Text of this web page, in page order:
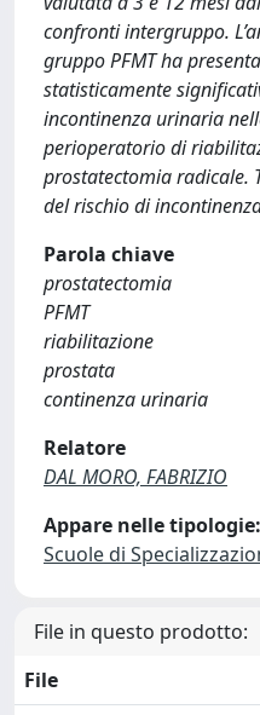
confronti intergruppo.
gruppo PFMT ha
statisticamente
incontinenza urinaria
perioperatorio di
prostatectomia radicale.
del rischio di
Parola chiave
prostatectomia
PFMT
riabilitazione
prostata
continenza urinaria
Relatore
DAL MORO, FABRIZIO
Appare nelle tipologie:
Scuole di
File in questo prodotto:
File